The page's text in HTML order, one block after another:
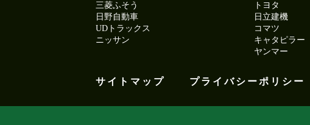
三菱ふそう
日野自動車
UDトラックス
ニッサン
トヨタ
日立建機
コマツ
キャタピラー
ヤンマー
サイトマップ プライバシーポリシー